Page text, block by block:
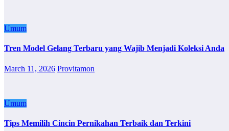
Umum
Tren Model Gelang Terbaru yang Wajib Menjadi Koleksi Anda
March 11, 2026 Provitamon
Umum
Tips Memilih Cincin Pernikahan Terbaik dan Terkini